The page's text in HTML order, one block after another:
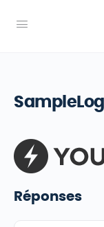
Réponses